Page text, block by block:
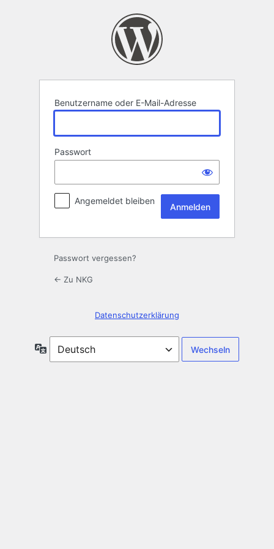
Benutzername oder E-Mail-Adresse
Passwort
Angemeldet bleiben
Passwort vergessen?
← Zu NKG
Datenschutzerklärung
Sprache